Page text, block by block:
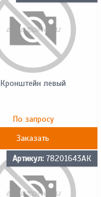
Кронштейн левый
По запросу
Заказать
Артикул:78201643АК